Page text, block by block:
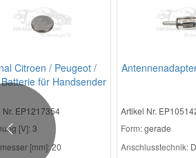
Citroen / Peugeot /
für Handsender
Nr. EP1217354
[V]: 3
[mm]:20
Artikel Nr.
Form:gerade
Anschlusstechnik:
Previous